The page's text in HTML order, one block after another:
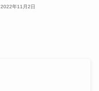
2022年11月2日